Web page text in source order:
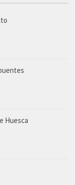
Huesca